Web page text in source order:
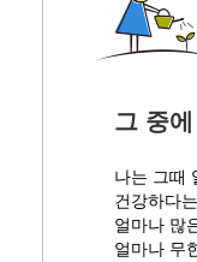
그 중
나는 그때
건강하다
얼마나 많
얼마나 무